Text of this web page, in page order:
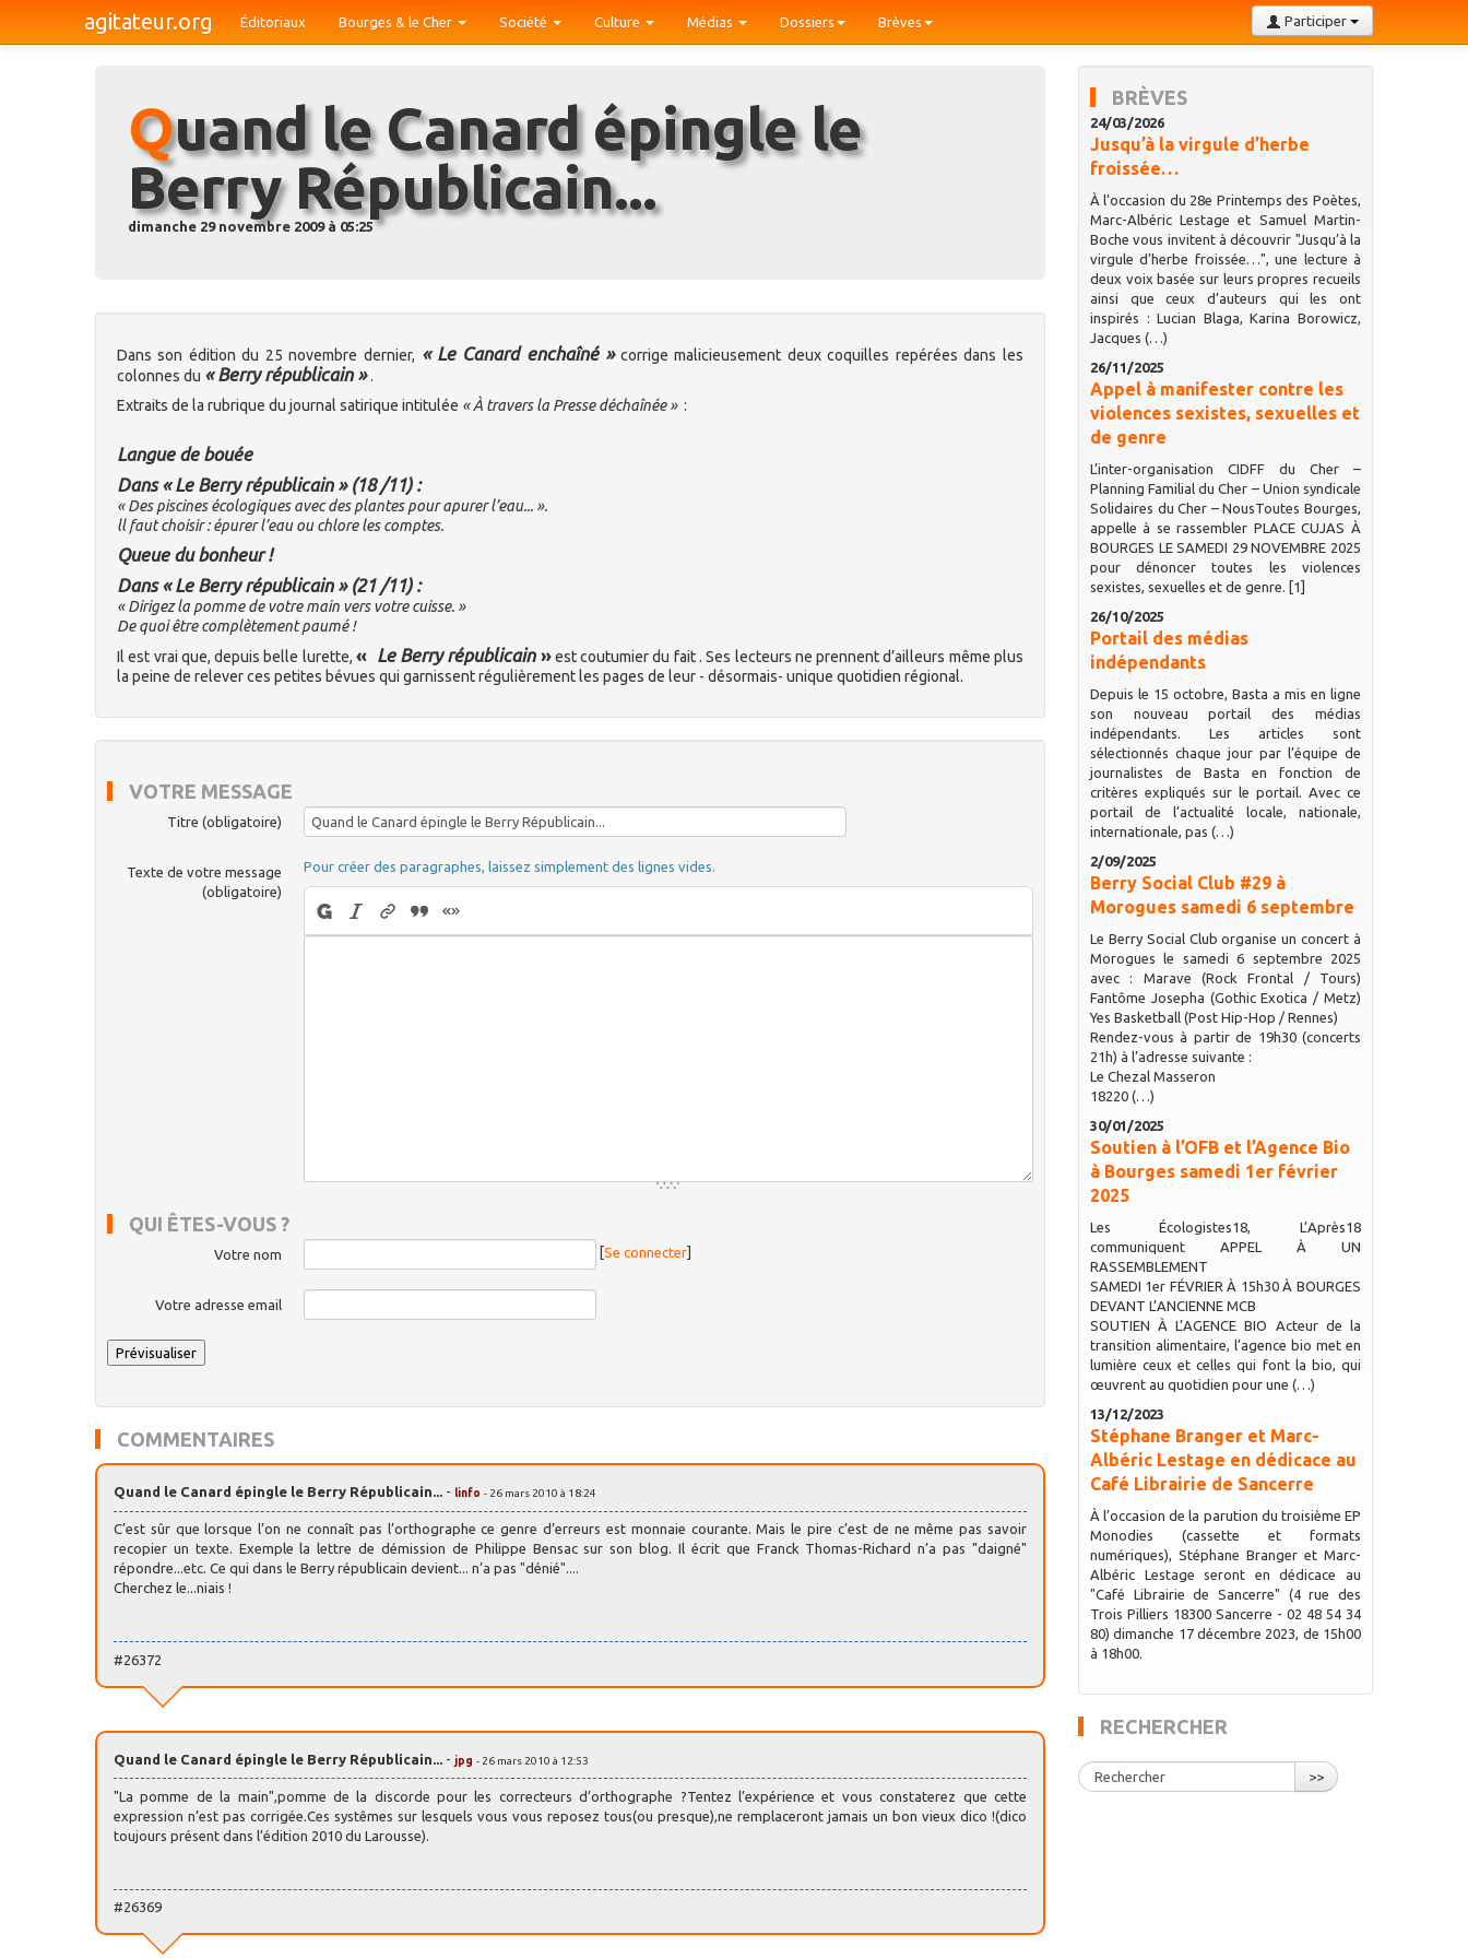
agitateur.org Participer
Éditoriaux Bourges & le Cher Société Culture Médias Dossiers Brèves
Quand le Canard épingle le
Berry Républicain...
dimanche 29 novembre 2009 à 05:25
Dans son édition du 25 novembre dernier, « Le Canard enchaîné » corrige malicieusement deux coquilles repérées dans les
colonnes du « Berry républicain » .
Extraits de la rubrique du journal satirique intitulée « À travers la Presse déchaînée » :
Langue de bouée
Dans « Le Berry républicain » (18 /11) :
« Des piscines écologiques avec des plantes pour apurer l’eau... ».
ll faut choisir : épurer l’eau ou chlore les comptes.
Queue du bonheur !
Dans « Le Berry républicain » (21 /11) :
« Dirigez la pomme de votre main vers votre cuisse. »
De quoi être complètement paumé !
Il est vrai que, depuis belle lurette,« Le Berry républicain»est coutumier du fait . Ses lecteurs ne prennent d’ailleurs même plus
la peine de relever ces petites bévues qui garnissent régulièrement les pages de leur - désormais- unique quotidien régional.
VOTRE MESSAGE
Titre (obligatoire)
Texte de votre message
(obligatoire)
Pour créer des paragraphes, laissez simplement des lignes vides.
QUI ÊTES-VOUS ?
Votre nom [Se connecter]
Votre adresse email
COMMENTAIRES
Quand le Canard épingle le Berry Républicain... - linfo - 26 mars 2010 à 18:24
C’est sûr que lorsque l’on ne connaît pas l’orthographe ce genre d’erreurs est monnaie courante. Mais le pire c’est de ne même pas savoir
recopier un texte. Exemple la lettre de démission de Philippe Bensac sur son blog. Il écrit que Franck Thomas-Richard n’a pas "daigné"
répondre...etc. Ce qui dans le Berry républicain devient... n’a pas "dénié"....
Cherchez le...niais !
#26372
Quand le Canard épingle le Berry Républicain... - jpg - 26 mars 2010 à 12:53
"La pomme de la main",pomme de la discorde pour les correcteurs d’orthographe ?Tentez l’expérience et vous constaterez que cette
expression n’est pas corrigée.Ces systêmes sur lesquels vous vous reposez tous(ou presque),ne remplaceront jamais un bon vieux dico !(dico
toujours présent dans l’édition 2010 du Larousse).
#26369
BRÈVES
24/03/2026
Jusqu’à la virgule d’herbe
froissée…
À l’occasion du 28e Printemps des Poètes,
Marc-Albéric Lestage et Samuel Martin-
Boche vous invitent à découvrir "Jusqu’à la
virgule d’herbe froissée…", une lecture à
deux voix basée sur leurs propres recueils
ainsi que ceux d’auteurs qui les ont
inspirés : Lucian Blaga, Karina Borowicz,
Jacques (…)
26/11/2025
Appel à manifester contre les
violences sexistes, sexuelles et
de genre
L’inter-organisation CIDFF du Cher –
Planning Familial du Cher – Union syndicale
Solidaires du Cher – NousToutes Bourges,
appelle à se rassembler PLACE CUJAS À
BOURGES LE SAMEDI 29 NOVEMBRE 2025
pour dénoncer toutes les violences
sexistes, sexuelles et de genre. [1]
26/10/2025
Portail des médias
indépendants
Depuis le 15 octobre, Basta a mis en ligne
son nouveau portail des médias
indépendants. Les articles sont
sélectionnés chaque jour par l’équipe de
journalistes de Basta en fonction de
critères expliqués sur le portail. Avec ce
portail de l’actualité locale, nationale,
internationale, pas (…)
2/09/2025
Berry Social Club #29 à
Morogues samedi 6 septembre
Le Berry Social Club organise un concert à
Morogues le samedi 6 septembre 2025
avec : Marave (Rock Frontal / Tours)
Fantôme Josepha (Gothic Exotica / Metz)
Yes Basketball (Post Hip-Hop / Rennes)
Rendez-vous à partir de 19h30 (concerts
21h) à l’adresse suivante :
Le Chezal Masseron
18220 (…)
30/01/2025
Soutien à l’OFB et l’Agence Bio
à Bourges samedi 1er février
2025
Les Écologistes18, L’Après18
communiquent APPEL À UN
RASSEMBLEMENT
SAMEDI 1er FÉVRIER À 15h30 À BOURGES
DEVANT L’ANCIENNE MCB
SOUTIEN À L’AGENCE BIO Acteur de la
transition alimentaire, l’agence bio met en
lumière ceux et celles qui font la bio, qui
œuvrent au quotidien pour une (…)
13/12/2023
Stéphane Branger et Marc-
Albéric Lestage en dédicace au
Café Librairie de Sancerre
À l’occasion de la parution du troisième EP
Monodies (cassette et formats
numériques), Stéphane Branger et Marc-
Albéric Lestage seront en dédicace au
"Café Librairie de Sancerre" (4 rue des
Trois Pilliers 18300 Sancerre - 02 48 54 34
80) dimanche 17 décembre 2023, de 15h00
à 18h00.
RECHERCHER
>>